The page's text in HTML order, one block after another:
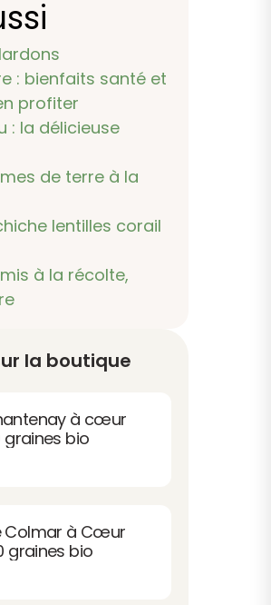
: bienfaits santé et
profiter
: la délicieuse
de terre à la
lentilles corail
à la récolte,
la boutique
à cœur
graines bio
Colmar à Cœur
graines bio